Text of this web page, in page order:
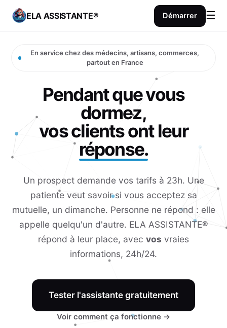
ELA ASSISTANTE® Démarrer ☰
En service chez des médecins, artisans, commerces,
partout en France
Pendant que vous
dormez,
vos clients ont leur
réponse.
Un prospect demande vos tarifs à 23h. Une
patiente veut savoir si vous acceptez sa
mutuelle, un dimanche. Personne ne répond : elle
appelle quelqu'un d'autre. ELA ASSISTANTE®
répond à leur place, avec vos vraies
informations, 24h/24.
Tester l'assistante gratuitement
Voir comment ça fonctionne →
Panneau de gestion des cookies